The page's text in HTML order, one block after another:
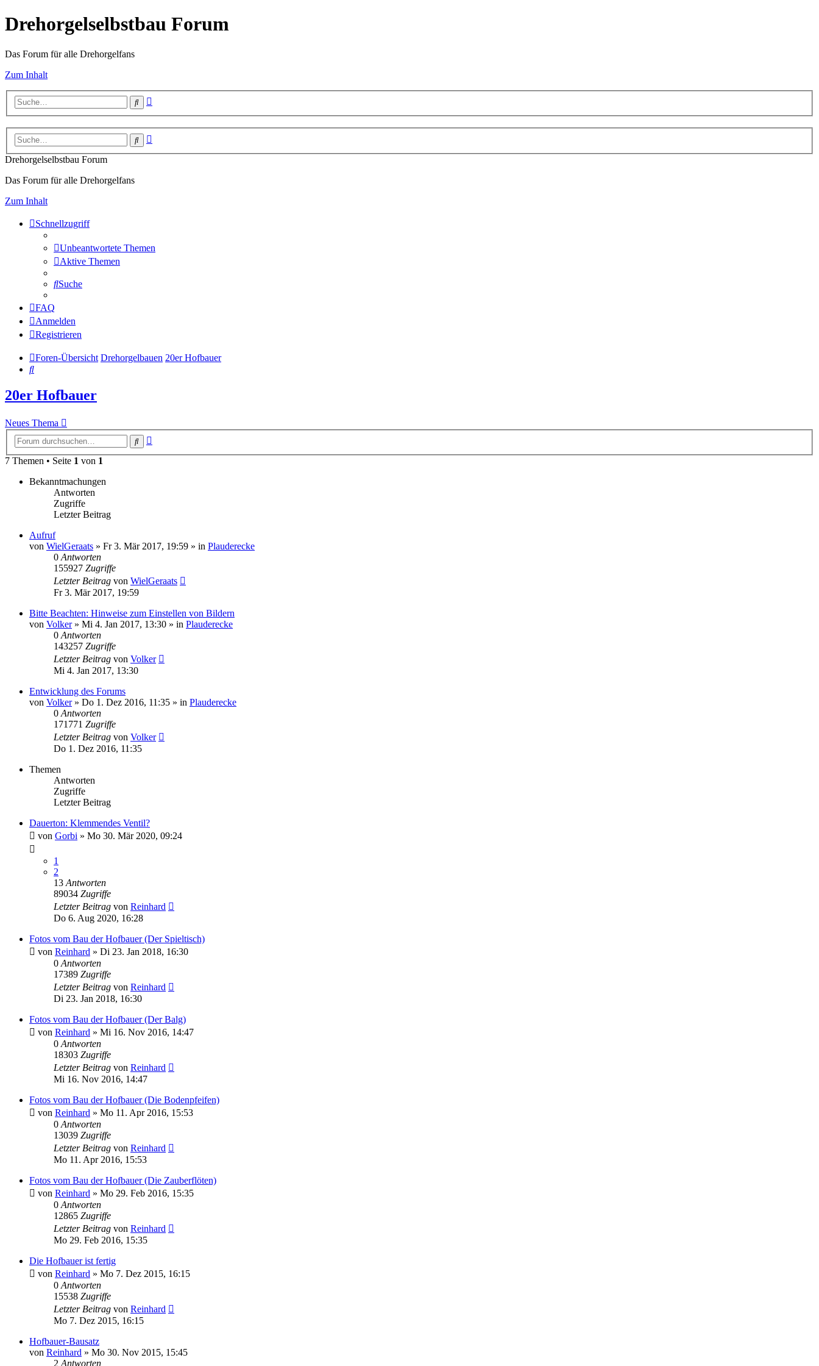
Drehorgelselbstbau Forum
Das Forum für alle Drehorgelfans
Zum Inhalt
Suche
Suche
Drehorgelselbstbau Forum
Das Forum für alle Drehorgelfans
Zum Inhalt
Schnellzugriff
Unbeantwortete Themen
Aktive Themen
Suche
FAQ
Anmelden
Registrieren
Foren-Übersicht Drehorgelbauen 20er Hofbauer
Suche
20er Hofbauer
Neues Thema
Suche
7 Themen • Seite 1 von 1
Bekanntmachungen
Antworten
Zugriffe
Letzter Beitrag
Aufruf
von WielGeraats » Fr 3. Mär 2017, 19:59 » in Plauderecke
0Antworten
155927 Zugriffe
Letzter Beitrag von WielGeraats
Fr 3. Mär 2017, 19:59
Bitte Beachten: Hinweise zum Einstellen von Bildern
von Volker» Mi 4. Jan 2017, 13:30 » in Plauderecke
0Antworten
143257 Zugriffe
Letzter Beitrag von Volker
Mi 4. Jan 2017, 13:30
Entwicklung des Forums
von Volker» Do 1. Dez 2016, 11:35 » in Plauderecke
0Antworten
171771 Zugriffe
Letzter Beitrag von Volker
Do 1. Dez 2016, 11:35
Themen
Antworten
Zugriffe
Letzter Beitrag
Dauerton: Klemmendes Ventil?
von Gorbi » Mo 30. Mär 2020, 09:24
1
2
13Antworten
89034 Zugriffe
Letzter Beitrag von Reinhard
Do 6. Aug 2020, 16:28
Fotos vom Bau der Hofbauer (Der Spieltisch)
von Reinhard » Di 23. Jan 2018, 16:30
0Antworten
17389 Zugriffe
Letzter Beitrag von Reinhard
Di 23. Jan 2018, 16:30
Fotos vom Bau der Hofbauer (Der Balg)
von Reinhard » Mi 16. Nov 2016, 14:47
0Antworten
18303 Zugriffe
Letzter Beitrag von Reinhard
Mi 16. Nov 2016, 14:47
Fotos vom Bau der Hofbauer (Die Bodenpfeifen)
von Reinhard » Mo 11. Apr 2016, 15:53
0Antworten
13039 Zugriffe
Letzter Beitrag von Reinhard
Mo 11. Apr 2016, 15:53
Fotos vom Bau der Hofbauer (Die Zauberflöten)
von Reinhard » Mo 29. Feb 2016, 15:35
0Antworten
12865 Zugriffe
Letzter Beitrag von Reinhard
Mo 29. Feb 2016, 15:35
Die Hofbauer ist fertig
von Reinhard » Mo 7. Dez 2015, 16:15
0Antworten
15538 Zugriffe
Letzter Beitrag von Reinhard
Mo 7. Dez 2015, 16:15
Hofbauer-Bausatz
von Reinhard » Mo 30. Nov 2015, 15:45
2 Antworten